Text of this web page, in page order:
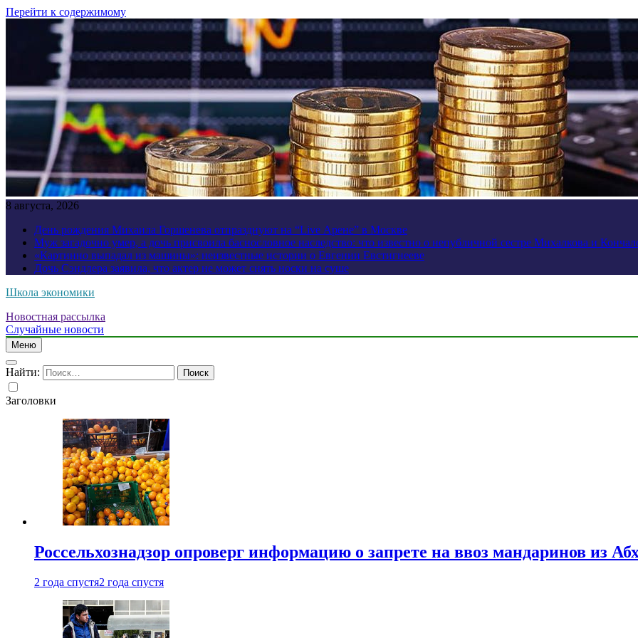
Перейти к содержимому
8 августа, 2026
День рождения Михаила Горшенева отпразднуют на “Live Арене” в Москве
Муж загадочно умер, а дочь присвоила баснословное наследство: что известно о непубличной сестре Михалкова и
«Картинно выпадал из машины»: неизвестные истории о Евгении Евстигнееве
Дочь Сэндлера заявила, что актер не может снять носки на суше
Школа экономики
Новостная рассылка
Случайные новости
Меню
Найти:
Заголовки
Россельхознадзор опроверг информацию о запрете на ввоз мандаринов из
2 года спустя2 года спустя